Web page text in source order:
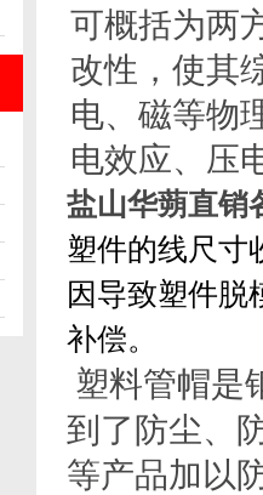
可概括为两
改性，使其
电、磁等物
电效应、压
盐山华蒴直销
塑件的线尺寸
因导致塑件脱
补偿。
塑料管帽是
到了防尘、
等产品加以